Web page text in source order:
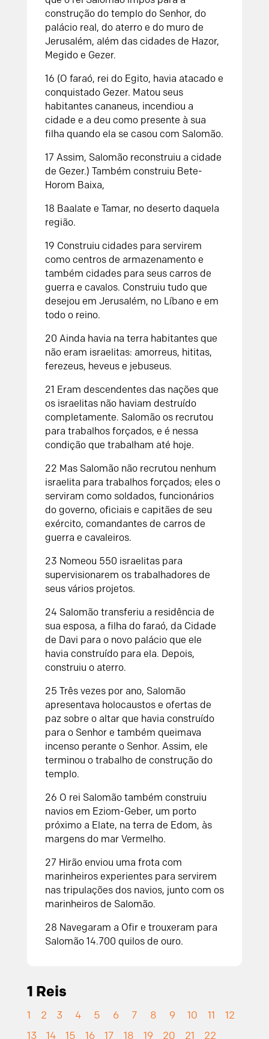
construção do templo do Senhor, do
palácio real, do aterro e do muro de
Jerusalém, além das cidades de Hazor,
Megido e Gezer.
16 (O faraó, rei do Egito, havia atacado e
conquistado Gezer. Matou seus
habitantes cananeus, incendiou a
cidade e a deu como presente à sua
filha quando ela se casou com Salomão.
17 Assim, Salomão reconstruiu a cidade
de Gezer.) Também construiu Bete-
Horom Baixa,
18 Baalate e Tamar, no deserto daquela
região.
19 Construiu cidades para servirem
como centros de armazenamento e
também cidades para seus carros de
guerra e cavalos. Construiu tudo que
desejou em Jerusalém, no Líbano e em
todo o reino.
20 Ainda havia na terra habitantes que
não eram israelitas: amorreus, hititas,
ferezeus, heveus e jebuseus.
21 Eram descendentes das nações que
os israelitas não haviam destruído
completamente. Salomão os recrutou
para trabalhos forçados, e é nessa
condição que trabalham até hoje.
22 Mas Salomão não recrutou nenhum
israelita para trabalhos forçados; eles o
serviram como soldados, funcionários
do governo, oficiais e capitães de seu
exército, comandantes de carros de
guerra e cavaleiros.
23 Nomeou 550 israelitas para
supervisionarem os trabalhadores de
seus vários projetos.
24 Salomão transferiu a residência de
sua esposa, a filha do faraó, da Cidade
de Davi para o novo palácio que ele
havia construído para ela. Depois,
construiu o aterro.
25 Três vezes por ano, Salomão
apresentava holocaustos e ofertas de
paz sobre o altar que havia construído
para o Senhore também queimava
incenso perante o Senhor. Assim, ele
terminou o trabalho de construção do
templo.
26 O rei Salomão também construiu
navios em Eziom-Geber, um porto
próximo a Elate, na terra de Edom, às
margens do mar Vermelho.
27 Hirão enviou uma frota com
marinheiros experientes para servirem
nas tripulações dos navios, junto com os
marinheiros de Salomão.
28 Navegaram a Ofir e trouxeram para
Salomão 14.700 quilos de ouro.
1 Reis
1 2 3 4 5 6 7 8 9 10 11
12
13
14 15 16 17 18 19 20 21 22